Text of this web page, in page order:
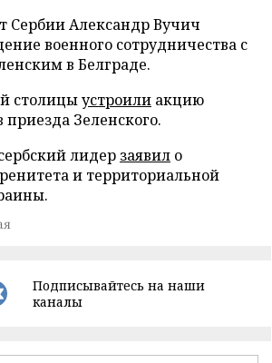
Сербии Александр Вучич
военного сотрудничества с
в Белграде.
столицыустроили акцию
приезда Зеленского.
лидер заявил о
и территориальной
Подписывайтесь на наши
каналы